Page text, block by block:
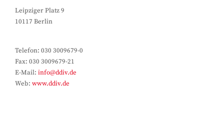
Leipziger Platz 9
10117 Berlin
Telefon: 030 3009679-0
Fax: 030 3009679-21
E-Mail: info@ddiv.de
Web: www.ddiv.de